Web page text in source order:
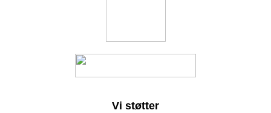
Vi støtter